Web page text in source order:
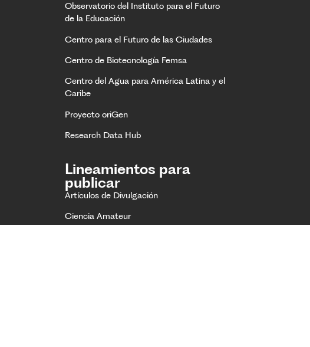
Observatorio del Instituto para el Futuro
de la Educación
Centro para el Futuro de las Ciudades
Centro de Biotecnología Femsa
Centro del Agua para América Latina y el
Caribe
Proyecto oriGen
Research Data Hub
Lineamientos para
publicar
Artículos de Divulgación
Ciencia Amateur